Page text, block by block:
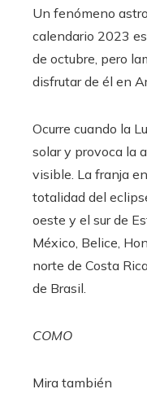
Un fenómeno
calendario 2023
de octubre, pero
disfrutar de él en
Ocurre cuando la
solar y provoca la
visible. La franja
totalidad del
oeste y el sur de
México, Belice,
norte de Costa
de Brasil.
COMO
Mira también